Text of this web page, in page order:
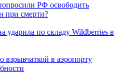
РФ освободить
при смерти?
ударила по складу Wildberries в
взрывчаткой в аэропорту